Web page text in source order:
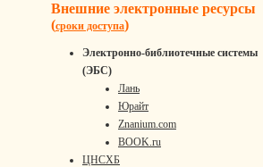
Внешние электронные ресурсы
(сроки доступа)
Электронно-библиотечные системы
(ЭБС)
Лань
Юрайт
Znanium.com
BOOK.ru
ЦНСХБ